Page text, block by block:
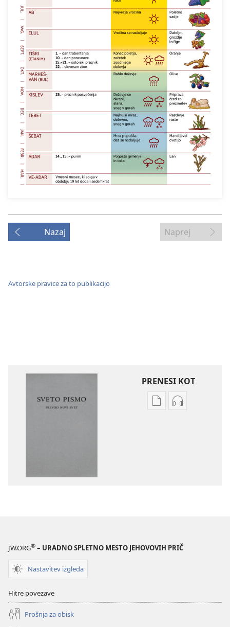
Nazaj Naprej
Avtorske pravice za to publikacijo
PRENESI KOT
Možnosti
2021)
Možnosti
2021)
JW.ORG® – URADNO SPLETNO MESTO JEHOVOVIH PRIČ
Nastavitev izgleda
Hitre povezave
Prošnja za obisk